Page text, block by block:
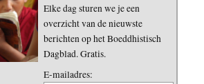
Elke dag sturen we je een
overzicht van de nieuwste
berichten op het Boeddhistisch
Dagblad. Gratis.
E-mailadres: